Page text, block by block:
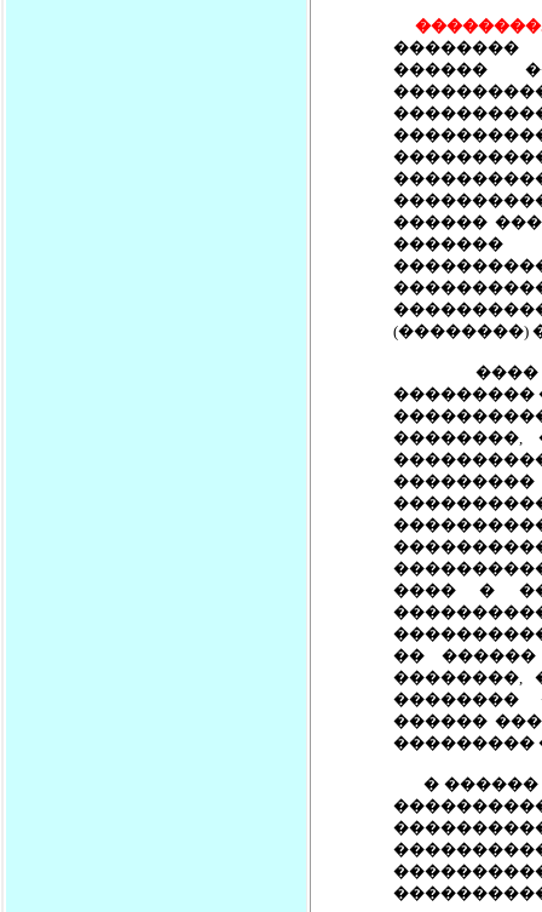
��������
������
������
�������
(��������)
����
���������
���������
���� �
�� ������
��������,
��������
������
���������
� ������